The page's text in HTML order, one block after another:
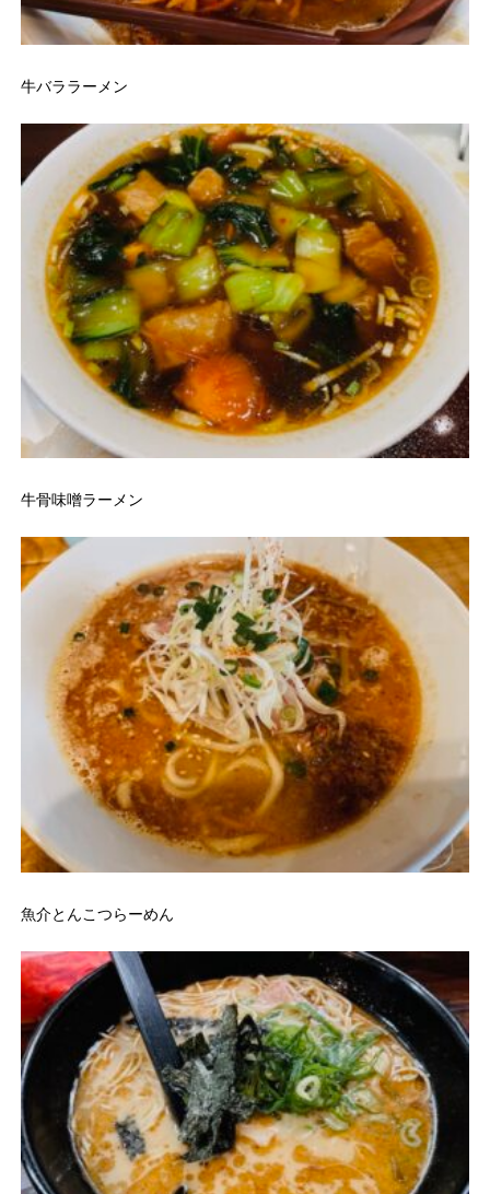
牛バララーメン
牛骨味噌ラーメン
魚介とんこつらーめん